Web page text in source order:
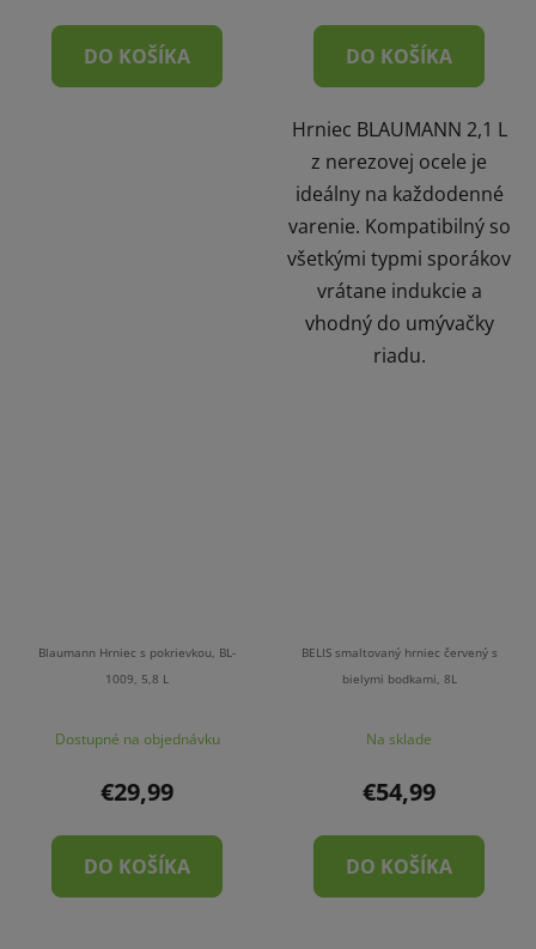
DO KOŠÍKA DO KOŠÍKA
Hrniec BLAUMANN 2,1 L
z nerezovej ocele je
ideálny na každodenné
varenie. Kompatibilný so
všetkými typmi sporákov
vrátane indukcie a
vhodný do umývačky
riadu.
Blaumann Hrniec s pokrievkou, BL-
1009, 5,8 L
Dostupné na objednávku
€29,99
DO KOŠÍKA
BELIS smaltovaný hrniec červený s
bielymi bodkami, 8L
Na sklade
€54,99
DO KOŠÍKA